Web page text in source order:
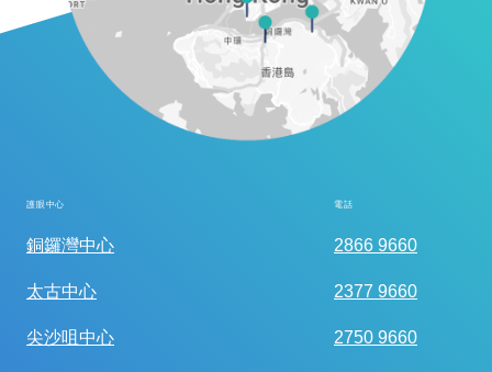
護眼中心 電話
銅鑼灣中心 2866 9660
太古中心 2377 9660
尖沙咀中心 2750 9660